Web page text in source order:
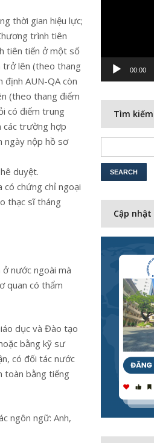
thời gian hiệu lực;
trình tiên
tiên tiến ở một số
trở lên (theo thang
AUN-QA còn
(theo thang điểm
có điểm trung
các trường hợp
ngày nộp hồ sơ
duyệt.
có chứng chỉ ngoại
thạc sĩ tháng
nước ngoài mà
quan có thẩm
dục và Đào tạo
bằng kỹ sư
có đối tác nước
toàn bằng tiếng
ngôn ngữ: Anh,
00:00
Tìm
Cập